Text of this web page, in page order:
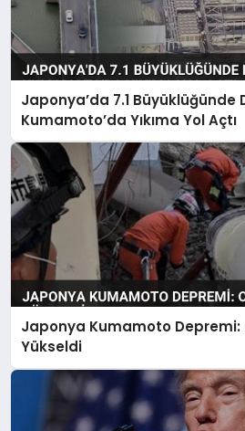
Japonya’da 7.1 Büyüklüğünde
Kumamoto’da Yıkıma Yol Açtı
Japonya Kumamoto Depremi:
Yükseldi